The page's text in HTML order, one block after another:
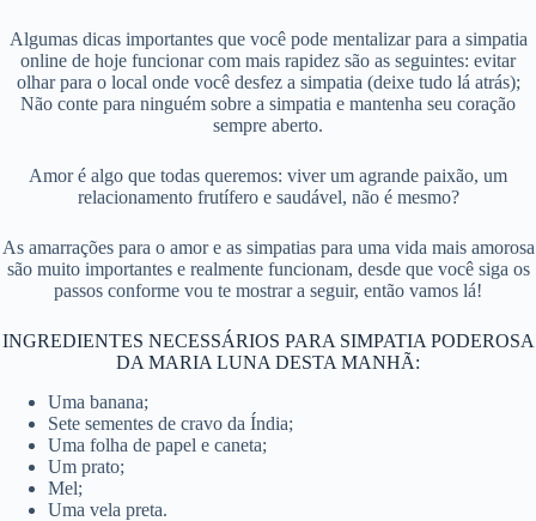
Algumas dicas importantes que você pode mentalizar para a simpatia
online de hoje funcionar com mais rapidez são as seguintes: evitar
olhar para o local onde você desfez a simpatia (deixe tudo lá atrás);
Não conte para ninguém sobre a simpatia e mantenha seu coração
sempre aberto.
Amor é algo que todas queremos: viver um agrande paixão, um
relacionamento frutífero e saudável, não é mesmo?
As amarrações para o amor e as simpatias para uma vida mais amorosa
são muito importantes e realmente funcionam, desde que você siga os
passos conforme vou te mostrar a seguir, então vamos lá!
INGREDIENTES NECESSÁRIOS PARA SIMPATIA PODEROSA
DA MARIA LUNA DESTA MANHÃ:
Uma banana;
Sete sementes de cravo da Índia;
Uma folha de papel e caneta;
Um prato;
Mel;
Uma vela preta.